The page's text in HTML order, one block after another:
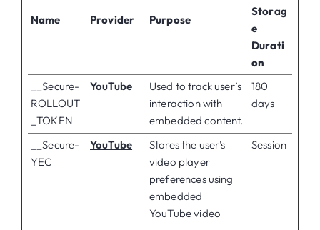
Name Provider Purpose
Storag
e
Durati
on
__Secure-
ROLLOUT
_TOKEN
YouTube
Used to track user’s
interaction with
embedded content.
180
days
__Secure-
YEC
YouTube
Stores the user's
video player
preferences using
embedded
YouTube video
Session